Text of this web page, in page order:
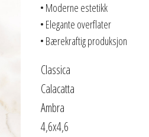
• Moderne estetikk
• Elegante overflater
• Bærekraftig produksjon
Classica
Calacatta
Ambra
4,6x4,6